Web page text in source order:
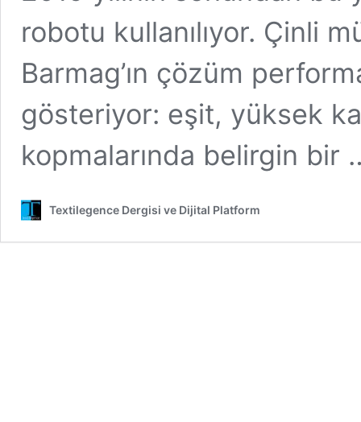
robotu kullanılıyor. Çinli
Barmag’ın çözüm
gösteriyor: eşit, yüksek
kopmalarında belirgin bir
Textilegence Dergisi ve Dijital Platform